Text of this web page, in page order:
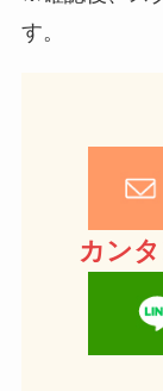
す。
カン